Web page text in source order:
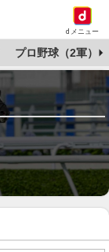
dメニュー
プロ野球（2軍）